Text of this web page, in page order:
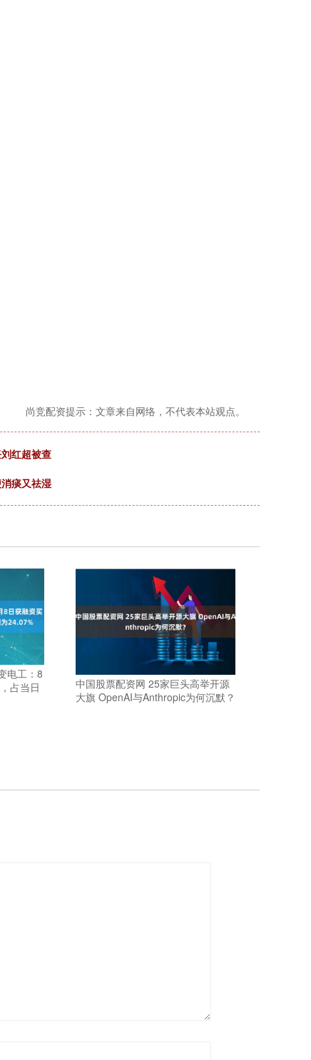
尚竞配资提示：文章来自网络，不代表本站观点。
红超被查
痰又祛湿
电工：8
占当日
中国股票配资网 25家巨头高举开源
大旗 OpenAI与Anthropic为何沉默？